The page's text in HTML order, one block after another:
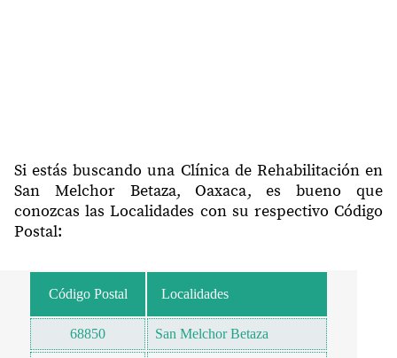
Si estás buscando una Clínica de Rehabilitación en
San Melchor Betaza, Oaxaca, es bueno que
conozcas las Localidades con su respectivo Código
Postal:
Código Postal Localidades
68850 San Melchor Betaza